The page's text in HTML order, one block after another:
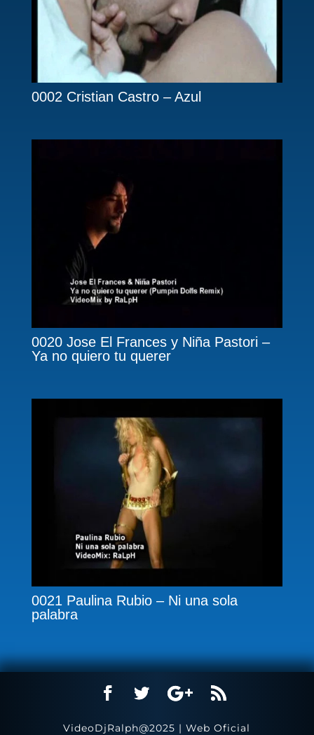
0002 Cristian Castro – Azul
0020 Jose El Frances y Niña Pastori –
Ya no quiero tu querer
0021 Paulina Rubio – Ni una sola
palabra
VideoDjRalph@2025 | Web Oficial